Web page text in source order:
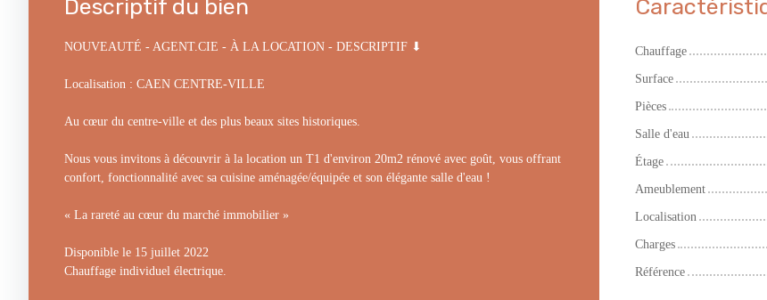
Descriptif du bien
NOUVEAUTÉ - AGENT.CIE - À LA LOCATION - DESCRIPTIF ⬇
Localisation : CAEN CENTRE-VILLE
Au cœur du centre-ville et des plus beaux sites historiques.
Nous vous invitons à découvrir à la location un T1 d'environ 20m2 rénové avec goût, vous offrant
confort, fonctionnalité avec sa cuisine aménagée/équipée et son élégante salle d'eau !
« La rareté au cœur du marché immobilier »
Disponible le 15 juillet 2022
Chauffage individuel électrique.
Chauffage
Surface
Pièces
Salle d'eau
Étage
Ameublement
Localisation
Charges
Référence